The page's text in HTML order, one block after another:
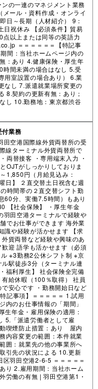
の一連のマネジメント業務
ール・資料作成・オンライ
日～長期（人材紹介） 9：
祝休み 【必須条件】貿易
以上または同等の英語力
＝＝＝＝＝＝【特記事
間：当社ホームページ内の
：あり 4.健康保険・厚生年
間未満の場合はなし 5.受
室設置の場合あり） 6.業
なし 7.派遣就業場所変更の
8.契約の更新有無：あり；
し 10.勤務地：東京都渋谷
付業務
空港国際線外貨両替所の受
線ターミナル外貨両替所で
両替接客 ・専用端末入力 ・
OJTがしっかりしておりま
1,850円（月給見込み：
日】 ２直交替土日祝含む週
時間帯の２直交替シフト勤
60分、実働7.5時間）もあり
【社会保険】 ・厚生年金
羽田空港ターミナルで経験や
でお仕事ができます 海外業
識や経験が活かせます 【求
貨両替など経験や興味のあ
迎 語学も活かせます（必須
※3勤務2公休シフト制 ※京
駅徒歩3分（ターミナル連
福利厚生】 社会保険全完備
給休暇（100％取得） 社員
安心です ・勤務開始日など
記事項】＝＝＝＝＝ 1.試用
内のお仕事情報の「期間」
年金・雇用保険の適用：
5.「派遣労働者として雇
喫煙防止措置：あり 屋内
内容変更の範囲：本件就業
囲：就業先の他の事業所へ
引先の状況による 10.更新
区羽田空港2-6-5 ＝＝＝＝＝
り 2.雇用期間：当社ホーム
労働の有無 |羽田空港第1・